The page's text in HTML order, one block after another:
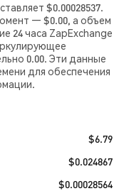
$0.00028537.
— $0.00, а объем
24 часа ZapExchange
0.00. Эти данные
для обеспечения
$6.79
$0.024867
$0.00028564